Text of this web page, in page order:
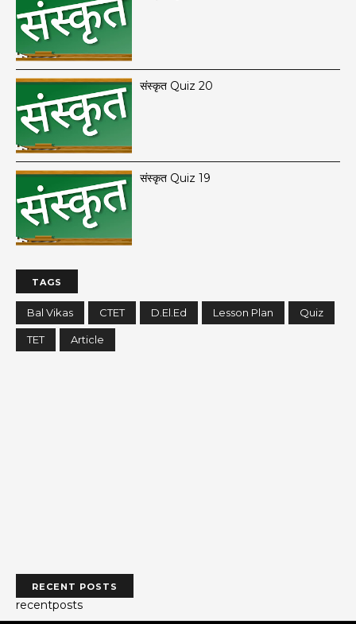
संस्कृत Quiz 20
संस्कृत Quiz 19
TAGS
Bal Vikas CTET D.El.Ed Lesson Plan Quiz
TET Article
RECENT POSTS
recentposts